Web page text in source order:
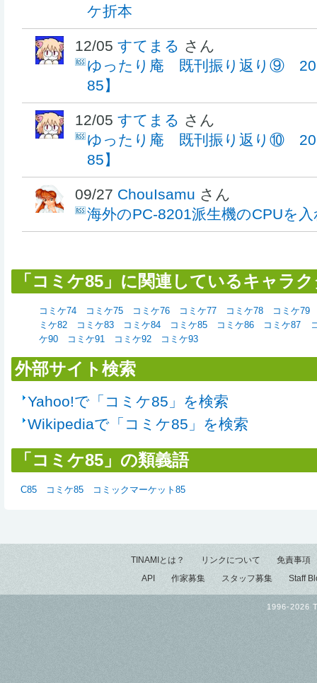
ケ折本
12/05 すてまる さん
ゆったり庵 既刊振り返り⑨
85】
12/05 すてまる さん
ゆったり庵 既刊振り返り⑩
85】
09/27 ChouIsamu さん
海外のPC-8201派生機のCPUを
「コミケ85」に関連しているキャラ
コミケ74 コミケ75 コミケ76 コミケ77 コミケ78
コミケ79
ミケ82
コミケ83 コミケ84 コミケ85 コミケ86 コミケ87
ケ90
コミケ91 コミケ92 コミケ93
外部サイト検索
Yahoo!で「コミケ85」を検索
Wikipediaで「コミケ85」を検索
「コミケ85」の類義語
C85 コミケ85 コミックマーケット85
TINAMIとは？ リンクについて
免責事項
API
作家募集 スタッフ募集 Staff
1996-2026